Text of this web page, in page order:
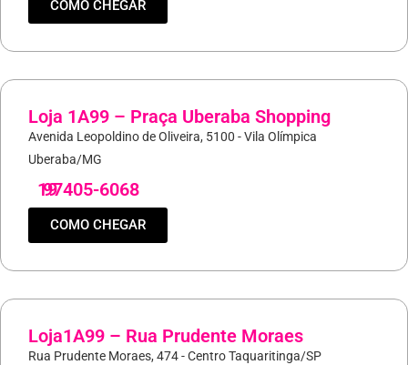
COMO CHEGAR
Loja 1A99 – Praça Uberaba Shopping
Avenida Leopoldino de Oliveira, 5100 - Vila Olímpica
Uberaba/MG
19
97405-6068
COMO CHEGAR
Loja1A99 – Rua Prudente Moraes
Rua Prudente Moraes, 474 - Centro Taquaritinga/SP